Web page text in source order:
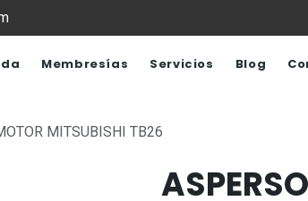
Membresías Servicios Blog
MITSUBISHI TB26